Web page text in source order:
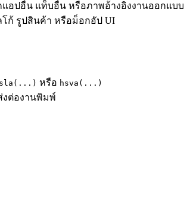
แอปอื่น แท็บอื่น หรือภาพอ้างอิงงานออกแบบ
ก้ รูปสินค้า หรือม็อกอัป UI
หรือ hsva(...)
งต่องานพิมพ์